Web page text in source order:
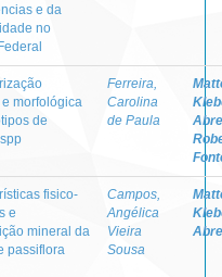
e da
no
morfológica
de
Ferreira,
Carolina
de Paula
fisico-
e
mineral da
passiflora
Campos,
Angélica
Vieira
Sousa